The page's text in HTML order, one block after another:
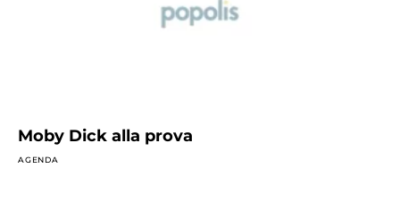
Moby Dick alla prova
AGENDA